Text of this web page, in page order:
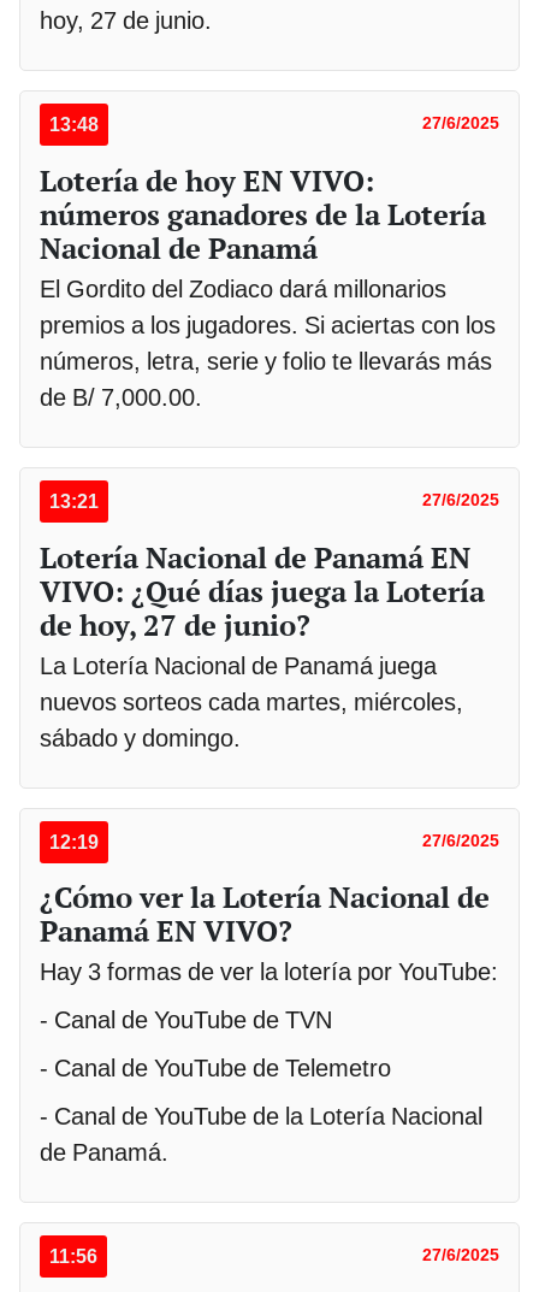
hoy, 27 de junio.
13:48 27/6/2025
Lotería de hoy EN VIVO:
números ganadores de la Lotería
Nacional de Panamá
El Gordito del Zodiaco dará millonarios
premios a los jugadores. Si aciertas con los
números, letra, serie y folio te llevarás más
de B/ 7,000.00.
13:21 27/6/2025
Lotería Nacional de Panamá EN
VIVO: ¿Qué días juega la Lotería
de hoy, 27 de junio?
La Lotería Nacional de Panamá juega
nuevos sorteos cada martes, miércoles,
sábado y domingo.
12:19 27/6/2025
¿Cómo ver la Lotería Nacional de
Panamá EN VIVO?
Hay 3 formas de ver la lotería por YouTube:
- Canal de YouTube de TVN
- Canal de YouTube de Telemetro
- Canal de YouTube de la Lotería Nacional
de Panamá.
11:56 27/6/2025